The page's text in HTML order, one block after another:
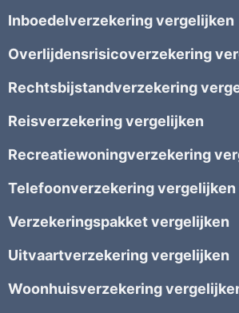
Inboedelverzekering vergelijken
Overlijdensrisicoverzekering
Rechtsbijstandverzekering
Reisverzekering vergelijken
Recreatiewoningverzekering
Telefoonverzekering vergelijken
Verzekeringspakket vergelijken
Uitvaartverzekering vergelijken
Woonhuisverzekering